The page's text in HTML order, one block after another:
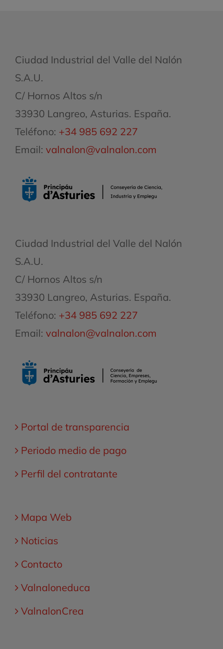
Ciudad Industrial del Valle del Nalón
S.A.U.
C/ Hornos Altos s/n
33930 Langreo, Asturias. España.
Teléfono: +34 985 692 227
Email: valnalon@valnalon.com
Ciudad Industrial del Valle del Nalón
S.A.U.
C/ Hornos Altos s/n
33930 Langreo, Asturias. España.
Teléfono: +34 985 692 227
Email: valnalon@valnalon.com
Portal de transparencia
Periodo medio de pago
Perfil del contratante
Mapa Web
Noticias
Contacto
Valnaloneduca
ValnalonCrea